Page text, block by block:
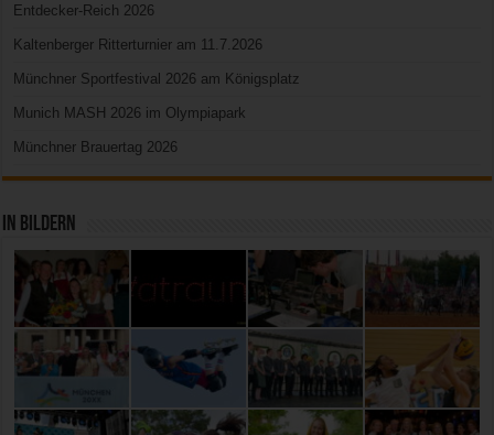
Entdecker-Reich 2026
Kaltenberger Ritterturnier am 11.7.2026
Münchner Sportfestival 2026 am Königsplatz
Munich MASH 2026 im Olympiapark
Münchner Brauertag 2026
In Bildern